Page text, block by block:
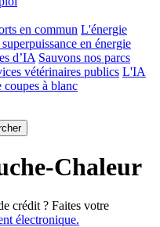
en commun L'énergie
en énergie
d’IA Sauvons nos parcs
vétérinaires publics L'IA
coupes à blanc
Chaleur
crédit ? Faites votre
électronique.